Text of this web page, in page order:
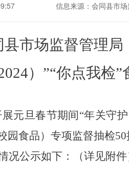
信息来源：会同县市
县市场监督管理局
） ”“你点我检”
元旦春节期间“年关守
园食品）专项监督抽检
况公示如下：（详见附件